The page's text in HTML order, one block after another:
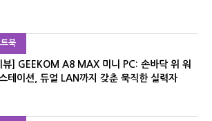
북
뷰] GEEKOM A8 MAX 미니 PC: 손바닥 위 워
테이션, 듀얼 LAN까지 갖춘 묵직한 실력자